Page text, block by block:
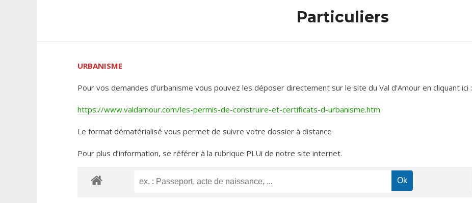
Particuliers
URBANISME
Pour vos demandes d’urbanisme vous pouvez les déposer directement sur le site du Val d’Amour en cliquant ici :
https://www.valdamour.com/les-permis-de-construire-et-certificats-d-urbanisme.htm
Le format dématérialisé vous permet de suivre votre dossier à distance
Pour plus d’information, se référer à la rubrique PLUi de notre site internet.